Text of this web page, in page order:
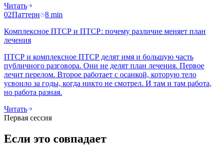
Читать
02Паттерн 8 min
Комплексное ПТСР и ПТСР: почему различие меняет план
лечения
ПТСР и комплексное ПТСР делят имя и большую часть
публичного разговора. Они не делят план лечения. Первое
лечит перелом. Второе работает с осанкой, которую тело
усвоило за годы, когда никто не смотрел. И там и там работа,
но работа разная.
Читать
Первая сессия
Если это совпадает